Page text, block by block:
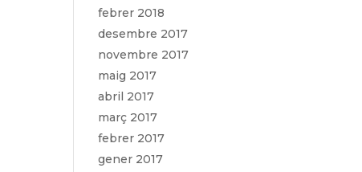
febrer 2018
desembre 2017
novembre 2017
maig 2017
abril 2017
març 2017
febrer 2017
gener 2017